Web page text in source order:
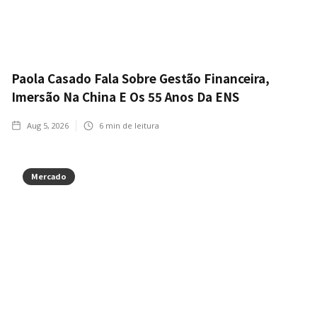
Paola Casado Fala Sobre Gestão Financeira,
Imersão Na China E Os 55 Anos Da ENS
Aug 5, 2026 6 min de leitura
Mercado